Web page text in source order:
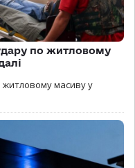
по житловому
житловому масиву у